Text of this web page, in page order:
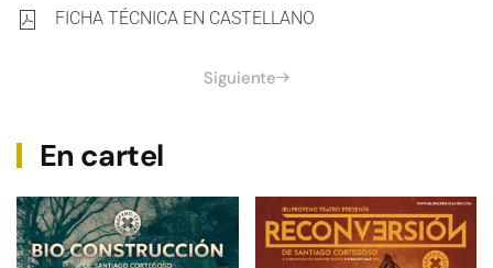
FICHA TÉCNICA EN CASTELLANO
Siguiente
En cartel